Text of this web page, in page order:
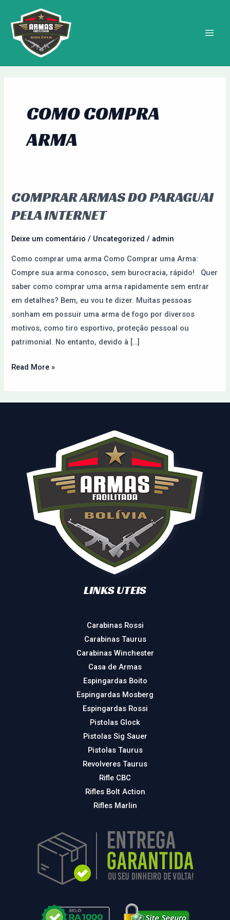
para
conteúdo
COMO COMPRA
ARMA
COMPRAR ARMAS DO PARAGUAI
PELA INTERNET
Deixe um comentário / Uncategorized / admin
Como comprar uma arma Como Comprar uma Arma:
Compre sua arma conosco, sem burocracia, rápido! Quer
saber como comprar uma arma rapidamente sem entrar
em detalhes? Bem, eu vou te dizer. Muitas pessoas
sonham em possuir uma arma de fogo por diversos
motivos, como tiro esportivo, proteção pessoal ou
patrimonial. No entanto, devido à […]
Comprar
do
Paraguai
Internet
Read More »
LINKS UTEIS
Carabinas Rossi
Carabinas Taurus
Carabinas Winchester
Casa de Armas
Espingardas Boito
Espingardas Mosberg
Espingardas Rossi
Pistolas Glock
Pistolas Sig Sauer
Pistolas Taurus
Revolveres Taurus
Rifle CBC
Rifles Bolt Action
Rifles Marlin